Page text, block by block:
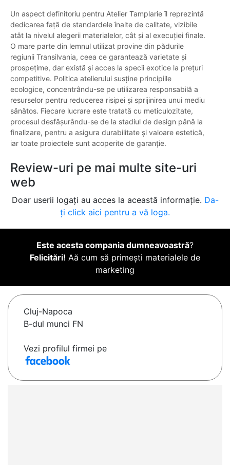
Un aspect definitoriu pentru Atelier Tamplarie îl reprezintă
dedicarea față de standardele înalte de calitate, vizibile
atât la nivelul alegerii materialelor, cât și al execuției finale.
O mare parte din lemnul utilizat provine din pădurile
regiunii Transilvania, ceea ce garantează varietate și
prospețime, dar există și acces la specii exotice la prețuri
competitive. Politica atelierului susține principiile
ecologice, concentrându-se pe utilizarea responsabilă a
resurselor pentru reducerea risipei și sprijinirea unui mediu
sănătos. Fiecare lucrare este tratată cu meticulozitate,
procesul desfășurându-se de la stadiul de design până la
finalizare, pentru a asigura durabilitate și valoare estetică,
iar toate proiectele sunt acoperite de garanție.
Review-uri pe mai multe site-uri
web
Doar userii logați au acces la această informație. Da-
ți click aici pentru a vă loga.
Este acesta compania dumneavoastră?
Felicitări! Aă cum să primești materialele de
marketing
Cluj-Napoca
B-dul munci FN
Vezi profilul firmei pe